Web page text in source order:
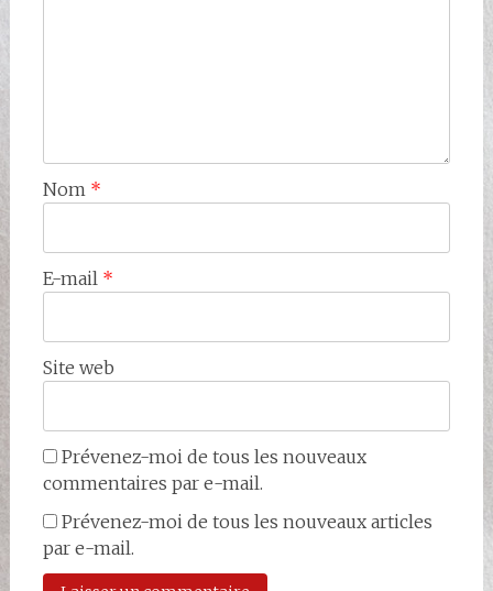
Nom *
E-mail *
Site web
Prévenez-moi de tous les nouveaux
commentaires par e-mail.
Prévenez-moi de tous les nouveaux articles
par e-mail.